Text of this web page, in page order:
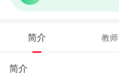
简介 教师
简介